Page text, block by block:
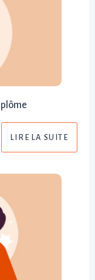
LIRE LA SUITE